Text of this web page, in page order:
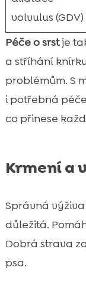
volvulus (GDV)
Péče o srstje
a stříhání
problémům. S
i potřebná
co přinese
Krmení a
Správná
důležitá.
Dobrá strava
psa.